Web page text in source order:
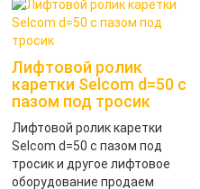
Лифтовой ролик
каретки Selcom d=50 с
пазом под тросик
Лифтовой ролик каретки
Selcom d=50 с пазом под
тросик и другое лифтовое
оборудование продаем